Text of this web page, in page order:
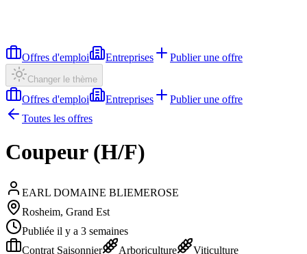
Offres d'emploi Entreprises Publier une offre
Changer le thème
Offres d'emploi Entreprises
Publier une offre
Toutes les offres
Coupeur (H/F)
EARL DOMAINE BLIEMEROSE
Rosheim, Grand Est
Publiée il y a 3 semaines
Contrat Saisonnier
Arboriculture
Viticulture